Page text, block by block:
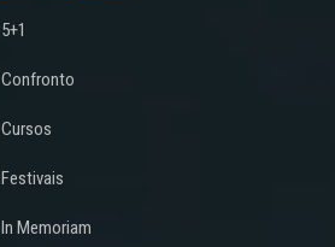
5+1
Confronto
Cursos
Festivais
In Memoriam